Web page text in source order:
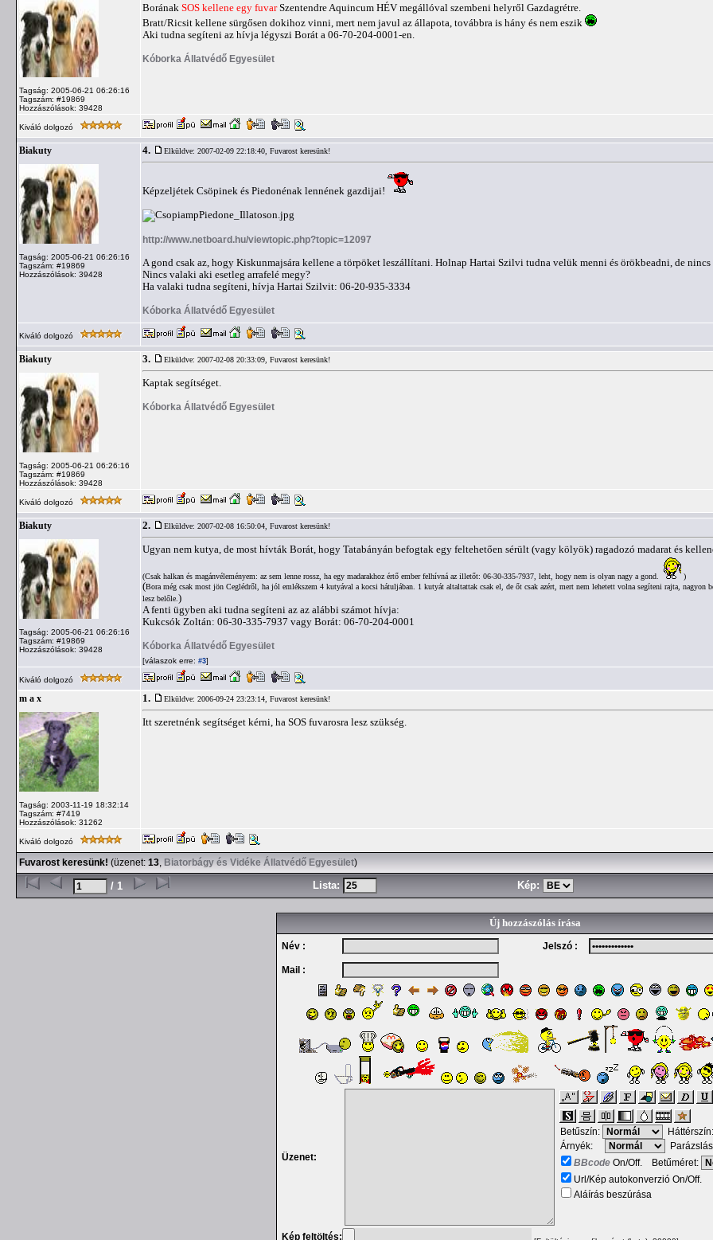
Tagság: 2005-06-21 06:26:16
Tagszám: #19869
Hozzászólások: 39428
Borának SOS kellene egy fuvarSzentendre Aquincum HÉV megállóval szembeni helyről Gazdagrétre.
Bratt/Ricsit kellene sürgősen dokihoz vinni, mert nem javul az állapota, továbbra is hány és nem eszik
Aki tudna segíteni az hívja légyszi Borát a 06-70-204-0001-en.
Kóborka Állatvédő Egyesület
Kiváló dolgozó
Biakuty
Tagság: 2005-06-21 06:26:16
Tagszám: #19869
Hozzászólások: 39428
4. Elküldve: 2007-02-09 22:18:40, Fuvarost keresünk!
Képzeljétek Csöpinek és Piedonénak lennének gazdijai!
http://www.netboard.hu/viewtopic.php?topic=12097
A gond csak az, hogy Kiskunmajsára kellene a törpöket leszállítani. Holnap Hartai Szilvi tudna velük menni és örökbeadni, de
Nincs valaki aki esetleg arrafelé megy?
Ha valaki tudna segíteni, hívja Hartai Szilvit: 06-20-935-3334
Kóborka Állatvédő Egyesület
Kiváló dolgozó
Biakuty
Tagság: 2005-06-21 06:26:16
Tagszám: #19869
Hozzászólások: 39428
3. Elküldve: 2007-02-08 20:33:09, Fuvarost keresünk!
Kaptak segítséget.
Kóborka Állatvédő Egyesület
Kiváló dolgozó
Biakuty
Tagság: 2005-06-21 06:26:16
Tagszám: #19869
Hozzászólások: 39428
2. Elküldve: 2007-02-08 16:50:04, Fuvarost keresünk!
Ugyan nem kutya, de most hívták Borát, hogy Tatabányán befogtak egy feltehetően sérült (vagy kölyök) ragadozó madarat és
(Csak halkan és magánvéleményem: az sem lenne rossz, ha egy madarakhoz értő ember felhívná az illetőt: 06-30-335-7937, leht, hogy nem is olyan nagy a gond. )
(Bora még csak most jön Ceglédről, ha jól emlékszem 4 kutyával a kocsi hátuljában. 1 kutyát altaltattak csak el, de őt csak azért, mert nem lehetett volna segíteni rajta,
lesz belőle. )
A fenti ügyben aki tudna segíteni az az alábbi számot hívja:
Kukcsók Zoltán: 06-30-335-7937 vagy Borát: 06-70-204-0001
Kóborka Állatvédő Egyesület
[válaszok erre: #3]
Kiváló dolgozó
m a x
Tagság: 2003-11-19 18:32:14
Tagszám: #7419
Hozzászólások: 31262
1. Elküldve: 2006-09-24 23:23:14, Fuvarost keresünk!
Itt szeretnénk segítséget kérni, ha SOS fuvarosra lesz szükség.
Kiváló dolgozó
Fuvarost keresünk! (üzenet: 13, Biatorbágy és Vidéke Állatvédő Egyesület)
/ 1 Lista: Kép:
Új hozzászólás írása
Név : Jelszó :
Mail :
Üzenet:
Betűszín:
Árnyék:
BBcodeOn/Off. Betűméret:
Url/Kép autokonverzió On/Off.
Aláírás beszúrása
Kép feltöltés: